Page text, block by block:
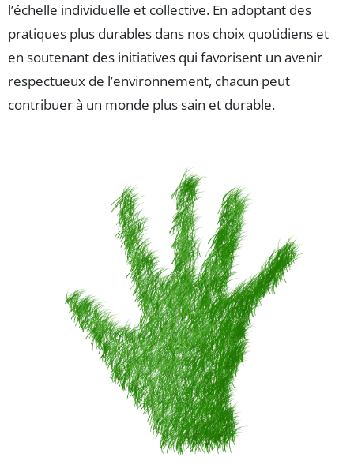
l’échelle individuelle et collective. En adoptant des
pratiques plus durables dans nos choix quotidiens et
en soutenant des initiatives qui favorisent un avenir
respectueux de l’environnement, chacun peut
contribuer à un monde plus sain et durable.